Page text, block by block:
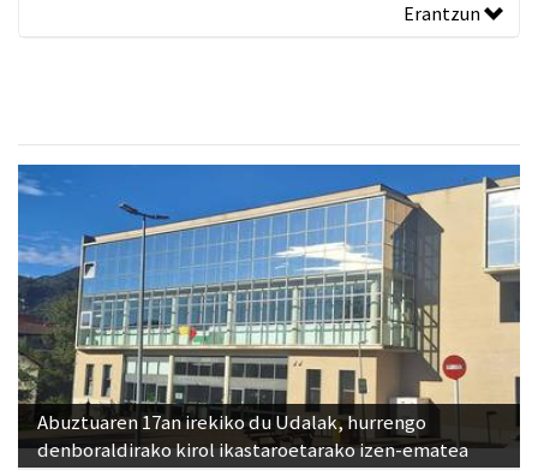
Erantzun
Abuztuaren 17an irekiko du Udalak, hurrengo
denboraldirako kirol ikastaroetarako izen-ematea